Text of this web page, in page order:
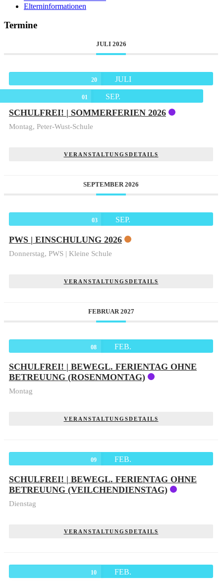
Elterninformationen
Termine
JULI 2026
20 JULI
01 SEP.
SCHULFREI! | SOMMERFERIEN 2026
Montag, Peter-Wust-Schule
VERANSTALTUNGSDETAILS
SEPTEMBER 2026
03 SEP.
PWS | EINSCHULUNG 2026
Donnerstag, PWS | Kleine Schule
VERANSTALTUNGSDETAILS
FEBRUAR 2027
08 FEB.
SCHULFREI! | BEWEGL. FERIENTAG OHNE
BETREUUNG (ROSENMONTAG)
Montag
VERANSTALTUNGSDETAILS
09 FEB.
SCHULFREI! | BEWEGL. FERIENTAG OHNE
BETREUUNG (VEILCHENDIENSTAG)
Dienstag
VERANSTALTUNGSDETAILS
10 FEB.